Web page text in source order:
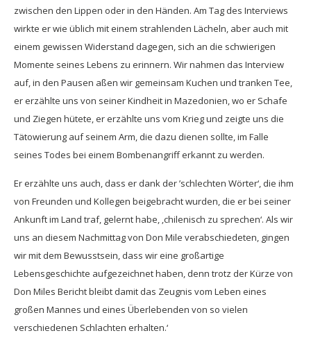
zwischen den Lippen oder in den Händen. Am Tag des Interviews
wirkte er wie üblich mit einem strahlenden Lächeln, aber auch mit
einem gewissen Widerstand dagegen, sich an die schwierigen
Momente seines Lebens zu erinnern. Wir nahmen das Interview
auf, in den Pausen aßen wir gemeinsam Kuchen und tranken Tee,
er erzählte uns von seiner Kindheit in Mazedonien, wo er Schafe
und Ziegen hütete, er erzählte uns vom Krieg und zeigte uns die
Tätowierung auf seinem Arm, die dazu dienen sollte, im Falle
seines Todes bei einem Bombenangriff erkannt zu werden.
Er erzählte uns auch, dass er dank der ’schlechten Wörter‘, die ihm
von Freunden und Kollegen beigebracht wurden, die er bei seiner
Ankunft im Land traf, gelernt habe, ‚chilenisch zu sprechen‘. Als wir
uns an diesem Nachmittag von Don Mile verabschiedeten, gingen
wir mit dem Bewusstsein, dass wir eine großartige
Lebensgeschichte aufgezeichnet haben, denn trotz der Kürze von
Don Miles Bericht bleibt damit das Zeugnis vom Leben eines
großen Mannes und eines Überlebenden von so vielen
verschiedenen Schlachten erhalten.‘